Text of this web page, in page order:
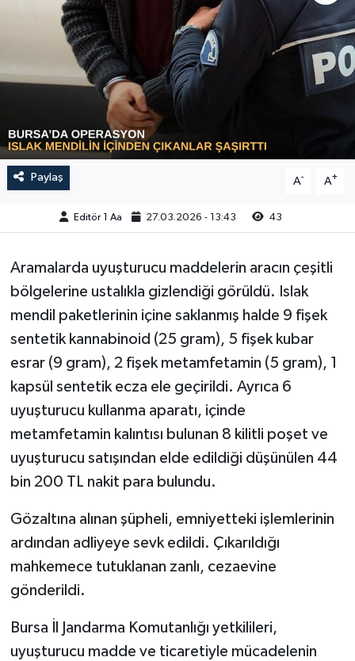
Paylaş A- A+
Editör 1 Aa 27.03.2026 - 13:43 43
Aramalarda uyuşturucu maddelerin aracın çeşitli
bölgelerine ustalıkla gizlendiği görüldü. Islak
mendil paketlerinin içine saklanmış halde 9 fişek
sentetik kannabinoid (25 gram), 5 fişek kubar
esrar (9 gram), 2 fişek metamfetamin (5 gram), 1
kapsül sentetik ecza ele geçirildi. Ayrıca 6
uyuşturucu kullanma aparatı, içinde
metamfetamin kalıntısı bulunan 8 kilitli poşet ve
uyuşturucu satışından elde edildiği düşünülen 44
bin 200 TL nakit para bulundu.
Gözaltına alınan şüpheli, emniyetteki işlemlerinin
ardından adliyeye sevk edildi. Çıkarıldığı
mahkemece tutuklanan zanlı, cezaevine
gönderildi.
Bursa İl Jandarma Komutanlığı yetkilileri,
uyuşturucu madde ve ticaretiyle mücadelenin
Spor
Türkiye
Video Galeri